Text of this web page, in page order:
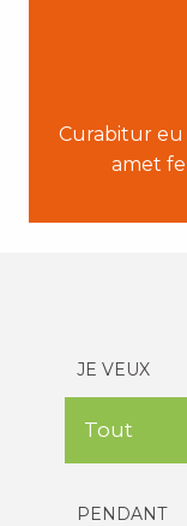
Curabitur eu
amet
JE VEUX
PENDANT